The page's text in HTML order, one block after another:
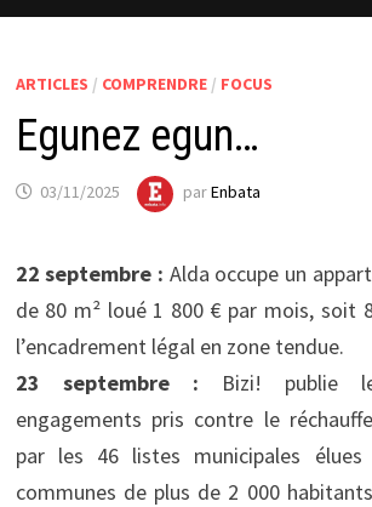
ARTICLES / COMPRENDRE/ FOCUS
Egunez egun…
03/11/2025 parEnbata
22 septembre : Alda occupe un
de 80 m² loué 1 800 € par mois, soit
l’encadrement légal en zone tendue.
23 septembre : Bizi! publie
engagements pris contre le
par les 46 listes municipales
communes de plus de 2 000